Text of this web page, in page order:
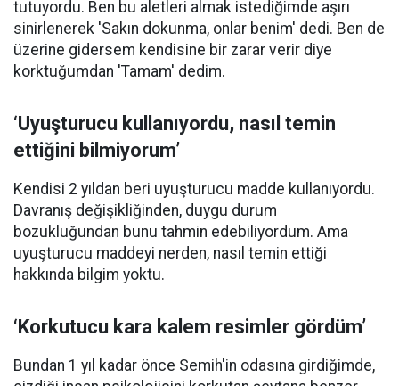
tutuyordu. Ben bu aletleri almak istediğimde aşırı
sinirlenerek 'Sakın dokunma, onlar benim' dedi. Ben de
üzerine gidersem kendisine bir zarar verir diye
korktuğumdan 'Tamam' dedim.
‘Uyuşturucu kullanıyordu, nasıl temin
ettiğini bilmiyorum’
Kendisi 2 yıldan beri uyuşturucu madde kullanıyordu.
Davranış değişikliğinden, duygu durum
bozukluğundan bunu tahmin edebiliyordum. Ama
uyuşturucu maddeyi nerden, nasıl temin ettiği
hakkında bilgim yoktu.
‘Korkutucu kara kalem resimler gördüm’
Bundan 1 yıl kadar önce Semih'in odasına girdiğimde,